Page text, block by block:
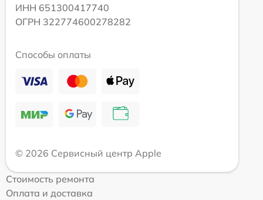
ИНН 651300417740
ОГРН 322774600278282
Способы оплаты
© 2026 Сервисный центр Apple
Стоимость ремонта
Оплата и доставка